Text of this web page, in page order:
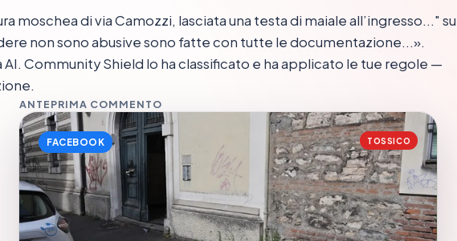
moschea di via Camozzi, lasciata una testa di maiale all’ingresso..." su
non sono abusive sono fatte con tutte le documentazione...».
Community Shield lo ha classificato e ha applicato le tue regole —
ANTEPRIMA COMMENTO
FACEBOOK TOSSICO